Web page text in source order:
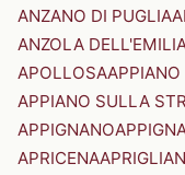
ANZANO DI PUGLIA
ANZOLA
APOLLOSAAPPIANO
APPIANO SULLA
APPIGNANO
APRICENA